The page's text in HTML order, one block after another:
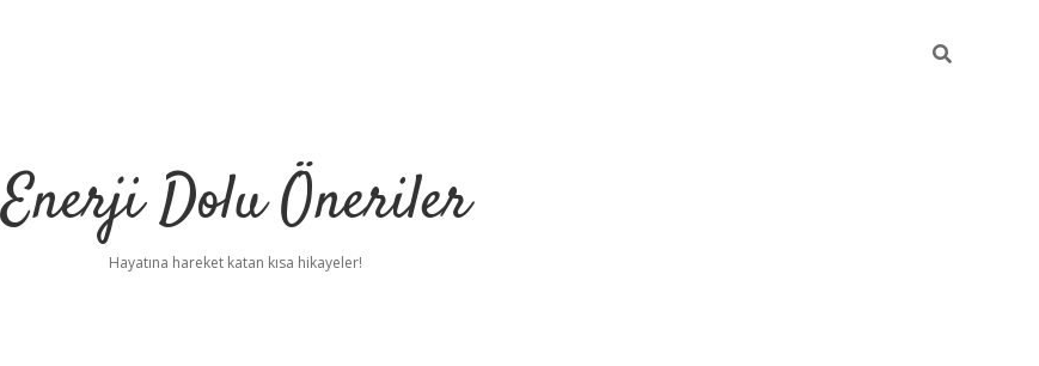
Enerji Dolu Öneriler
Hayatına hareket katan kısa hikayeler!